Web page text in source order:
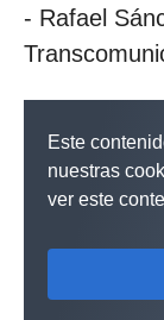
- Rafael
Este
nuestras
ver este